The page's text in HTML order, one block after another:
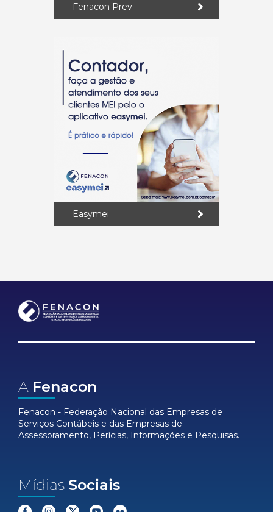
Fenacon Prev
Easymei
A Fenacon
Fenacon - Federação Nacional das Empresas de
Serviços Contábeis e das Empresas de
Assessoramento, Perícias, Informações e Pesquisas.
Mídias Sociais